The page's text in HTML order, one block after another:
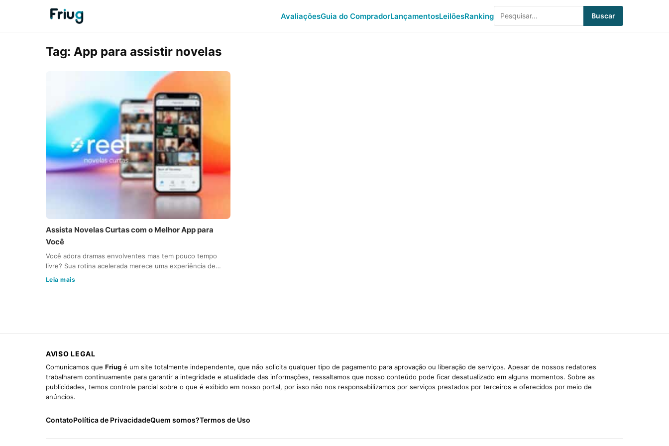
AvaliaçõesGuia do CompradorLançamentosLeilõesRanking Buscar
Tag: App para assistir novelas
Assista Novelas Curtas com o Melhor App para
Você
Você adora dramas envolventes mas tem pouco tempo
livre? Sua rotina acelerada merece uma experiência de…
Leia mais
AVISO LEGAL
Comunicamos que Friug é um site totalmente independente, que não solicita qualquer tipo de pagamento para aprovação ou liberação de serviços. Apesar de nossos redatores
trabalharem continuamente para garantir a integridade e atualidade das informações, ressaltamos que nosso conteúdo pode ficar desatualizado em alguns momentos. Sobre as
publicidades, temos controle parcial sobre o que é exibido em nosso portal, por isso não nos responsabilizamos por serviços prestados por terceiros e oferecidos por meio de
anúncios.
ContatoPolítica de PrivacidadeQuem somos?Termos de Uso